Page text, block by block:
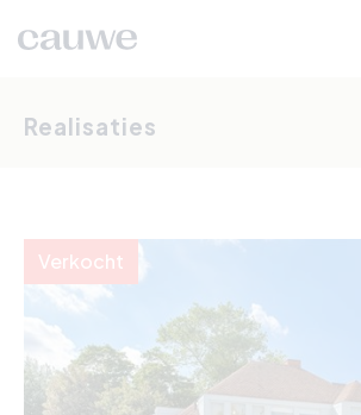
Realisaties
Verkocht